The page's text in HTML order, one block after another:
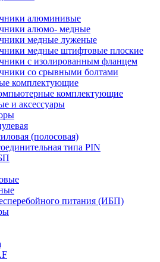
алюминивые
алюмо- медные
медные луженые
медные штифтовые плоские
с изолированным фланцем
со срывными болтами
комплектующие
комплектующие
и аксессуары
(полосовая)
типа PIN
питания (ИБП)